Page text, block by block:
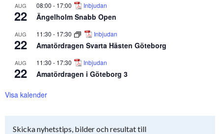
AUG
22
08:00 - 17:00 Inbjudan
Ängelholm Snabb Open
AUG
22
11:30 - 17:30 Inbjudan
Amatördragen Svarta Hästen Göteborg
AUG
22
11:30 - 17:30 Inbjudan
Amatördragen i Göteborg 3
Visa kalender
Skicka nyhetstips, bilder och resultat till